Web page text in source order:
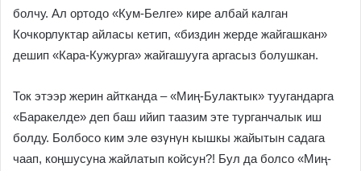
болчу. Ал ортодо «Кум-Белге» кире албай калган
Кочкорлуктар айласы кетип, «биздин жерде жайгашкан»
дешип «Кара-Кужурга» жайгашууга аргасыз болушкан.
Ток этээр жерин айтканда – «Миң-Булактык» туугандарга
«Баракелде» деп баш ийип таазим эте турганчалык иш
болду. Болбосо ким эле өзγнγн кышкы жайытын садага
чаап, коңшусуна жайлатып койсун?! Бул да болсо «Миң-